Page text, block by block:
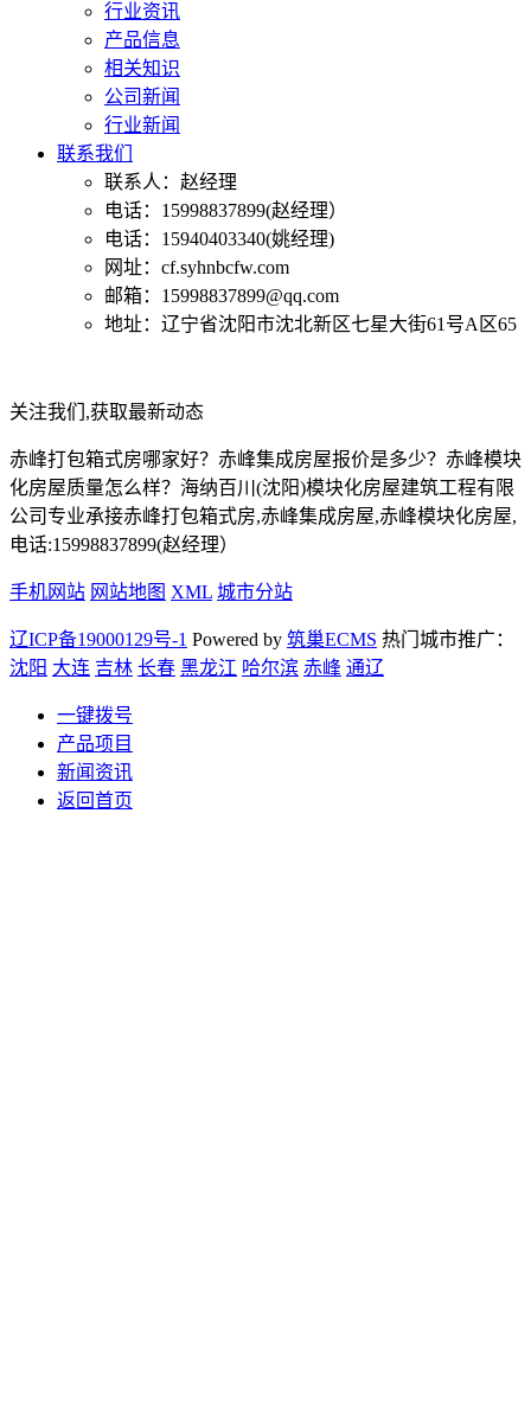
行业资讯
产品信息
相关知识
公司新闻
行业新闻
联系我们
联系人：赵经理
电话：15998837899(赵经理）
电话：15940403340(姚经理)
网址：cf.syhnbcfw.com
邮箱：15998837899@qq.com
地址：辽宁省沈阳市沈北新区七星大街61号A区65
关注我们,获取最新动态
赤峰打包箱式房哪家好？赤峰集成房屋报价是多少？赤峰模块
化房屋质量怎么样？海纳百川(沈阳)模块化房屋建筑工程有限
公司专业承接赤峰打包箱式房,赤峰集成房屋,赤峰模块化房屋,
电话:15998837899(赵经理）
手机网站 网站地图 XML 城市分站
辽ICP备19000129号-1 Powered by 筑巢ECMS 热门城市推广：
沈阳 大连 吉林 长春 黑龙江 哈尔滨 赤峰 通辽
一键拨号
产品项目
新闻资讯
返回首页